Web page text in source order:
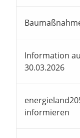
Information
30.03.2026
informieren